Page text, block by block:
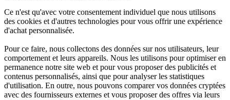
Ce n'est qu'avec votre consentement individuel que nous utilisons
des cookies et d'autres technologies pour vous offrir une expérience
d'achat personnalisée.
Pour ce faire, nous collectons des données sur nos utilisateurs, leur
comportement et leurs appareils. Nous les utilisons pour optimiser en
permanence notre site web et pour vous proposer des publicités et
contenus personnalisés, ainsi que pour analyser les statistiques
d'utilisation. En outre, nous pouvons comparer vos données cryptées
avec des fournisseurs externes et vous proposer des offres via leurs